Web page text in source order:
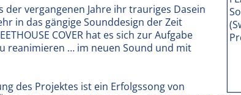
der vergangenen Jahre ihr trauriges Dasein
in das gängige Sounddesign der Zeit
COVER hat es sich zur Aufgabe
reanimieren … im neuen Sound und mit
des Projektes ist ein Erfolgssong von